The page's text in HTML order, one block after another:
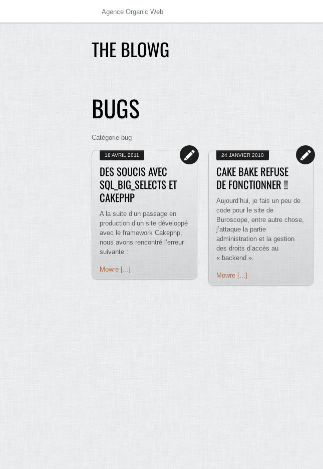
THE BLOWG
Agence Organic Web
BUGS
Catégorie bug
18 AVRIL 2011
DES SOUCIS AVEC
SQL_BIG_SELECTS ET
CAKEPHP
A la suite d’un passage en
production d’un site développé
avec le framework Cakephp,
nous avons rencontré l’erreur
suivante :
Mowre [...]
24 JANVIER 2010
CAKE BAKE REFUSE
DE FONCTIONNER !!
Aujourd’hui, je fais un peu de
code pour le site de
Buroscope, entre autre chose,
j’attaque la partie
administration et la gestion
des droits d’accès au
« backend ».
Mowre [...]